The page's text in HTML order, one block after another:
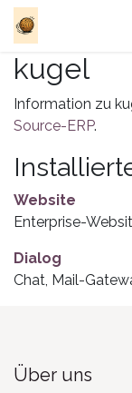
Zum Inhalt springen
kugel
Information zu
Source-ERP.
Website
Enterprise-
Dialog
Chat, Mail-
Über uns